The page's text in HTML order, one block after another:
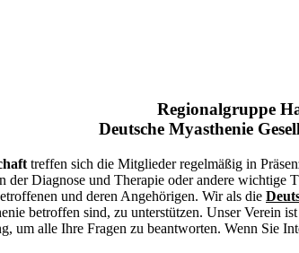
Regionalgruppe
Deutsche Myasthenie
treffen sich die Mitglieder regelmäßig in
Diagnose und Therapie oder andere
und deren Angehörigen. Wir als die
betroffen sind, zu unterstützen. Unser Verein
um alle Ihre Fragen zu beantworten. Wenn Sie